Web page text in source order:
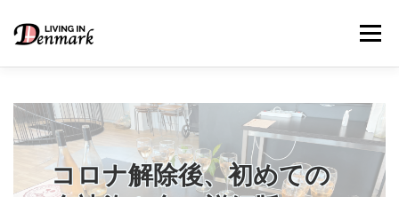
メニュー
LIFE TIPS – 生活便利帳 FOOD – ごはん事情
コロナ解除後、初めての